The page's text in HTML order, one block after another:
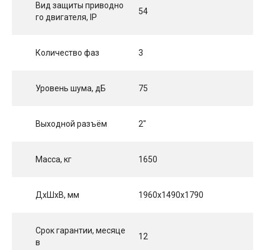
Вид защиты приводно
го двигателя, IP
54
Количество фаз 3
Уровень шума, дБ 75
Выходной разъём 2"
Масса, кг 1650
ДхШхВ, мм 1960x1490x1790
Срок гарантии, месяце
в
12